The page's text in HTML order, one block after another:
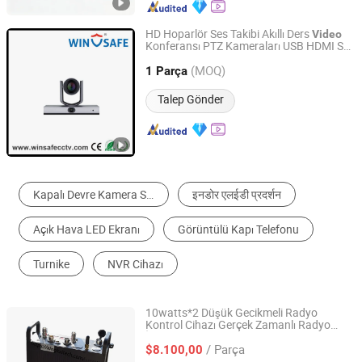
HD Hoparlör Ses Takibi Akıllı DersVideo
Konferansı PTZ Kameraları USB HDMI SDI
1 Parça (MOQ)
Talep Gönder
Shenzhen Winsafe Technology Co., Ltd.
Guangdong, China Fiyat 2013
Kapalı Devre Kamera Sistemi इनडोर एलईडी प्रदर्शन
Açık Hava LED Ekranı Görüntülü Kapı Telefonu
Turnike NVR Cihazı
10watts*2 Düşük Gecikmeli Radyo
Kontrol Cihazı Gerçek Zamanlı Radyo
Bağlantısı MIMO Radyo
$8.100,00 / Parça
Shenzhen Xingkai Technology Co., Ltd